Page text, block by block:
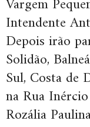
Intendente
Depois irão
Solidão,
Sul, Costa de
na Rua
Rozália